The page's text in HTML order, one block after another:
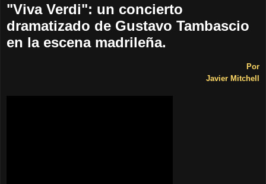
"Viva Verdi": un concierto
dramatizado de Gustavo Tambascio
en la escena madrileña.
Por
Javier Mitchell